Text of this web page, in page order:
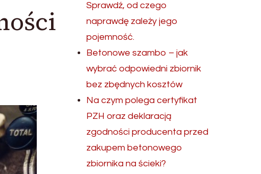
Sprawdź, od czego
naprawdę zależy jego
pojemność.
Betonowe szambo – jak
wybrać odpowiedni zbiornik
bez zbędnych kosztów
Na czym polega certyfikat
PZH oraz deklaracją
zgodności producenta przed
zakupem betonowego
zbiornika na ścieki?